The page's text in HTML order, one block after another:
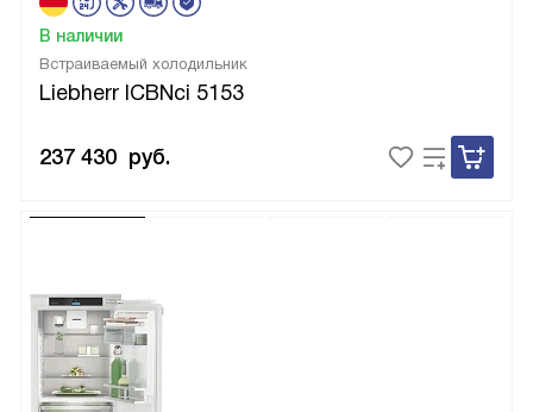
Встраиваемый холодильник
Liebherr ICBNci 5153
В наличии
237 430 руб.